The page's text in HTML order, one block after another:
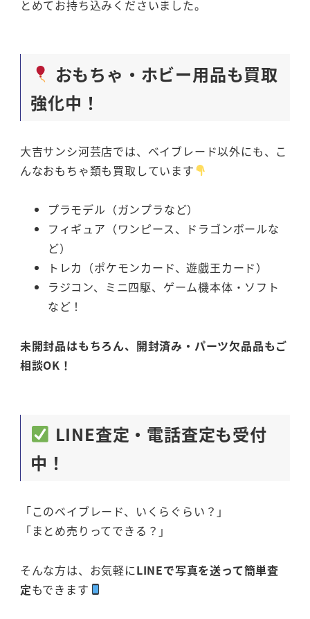
とめてお持ち込みくださいました。
おもちゃ・ホビー用品も買取
強化中！
大吉サンシ河芸店では、ベイブレード以外にも、こ
んなおもちゃ類も買取しています
プラモデル（ガンプラなど）
フィギュア（ワンピース、ドラゴンボールな
ど）
トレカ（ポケモンカード、遊戯王カード）
ラジコン、ミニ四駆、ゲーム機本体・ソフト
など！
未開封品はもちろん、開封済み・パーツ欠品品もご
相談OK！
LINE査定・電話査定も受付
中！
「このベイブレード、いくらぐらい？」
「まとめ売りってできる？」
そんな方は、お気軽にLINEで写真を送って簡単査
定もできます